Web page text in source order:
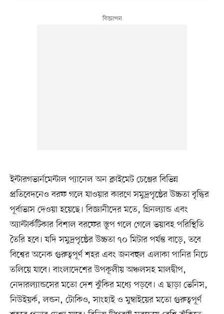
ইন্টারগভার্নমেন্টাল প্যানেল অন ক্লাইমেট চেঞ্জের বিভিন্ন
প্রতিবেদনেও বরফ গলে যাওয়ার কারণে সমুদ্রপৃষ্ঠের উচ্চতা বৃদ্ধির
পূর্বাভাস দেওয়া হয়েছে। বিজ্ঞানীদের মতে, গ্রিনল্যান্ড এবং
অ্যান্টার্কটিকার বিশাল বরফের স্তূপ গলে গেলে ভয়াবহ পরিস্থিতি
তৈরি হবে। যদি সমুদ্রপৃষ্ঠের উচ্চতা ৭০ মিটার পর্যন্ত বাড়ে, তবে
বিশ্বের অনেক গুরুত্বপূর্ণ শহর এবং জনবহুল এলাকা পানির নিচে
তলিয়ে যাবে। বাংলাদেশের উপকূলীয় অঞ্চলসহ মালদ্বীপ,
নেদারল্যান্ডসের মতো দেশ ঝুঁকির মধ্যে পড়বে। এ ছাড়া ভেনিস,
নিউইয়র্ক, লন্ডন, টোকিও, সাংহাই ও মুম্বাইয়ের মতো গুরুত্বপূর্ণ